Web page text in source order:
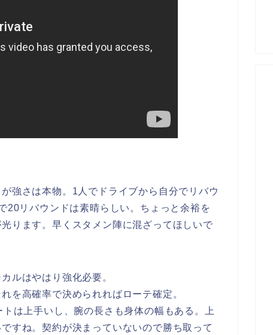
強さは本物。1人でドライブから自分でリバウ
20リバウンドは素晴らしい。ちょっと余裕を
ります。早くスタメン陣に混ざってほしいで
ルはやはり強化必要。
を高確率で決められればローテ確定。
は上手いし、腕の長さも身体の幅もある。上
すね。契約が決まっていないので勝ち取って